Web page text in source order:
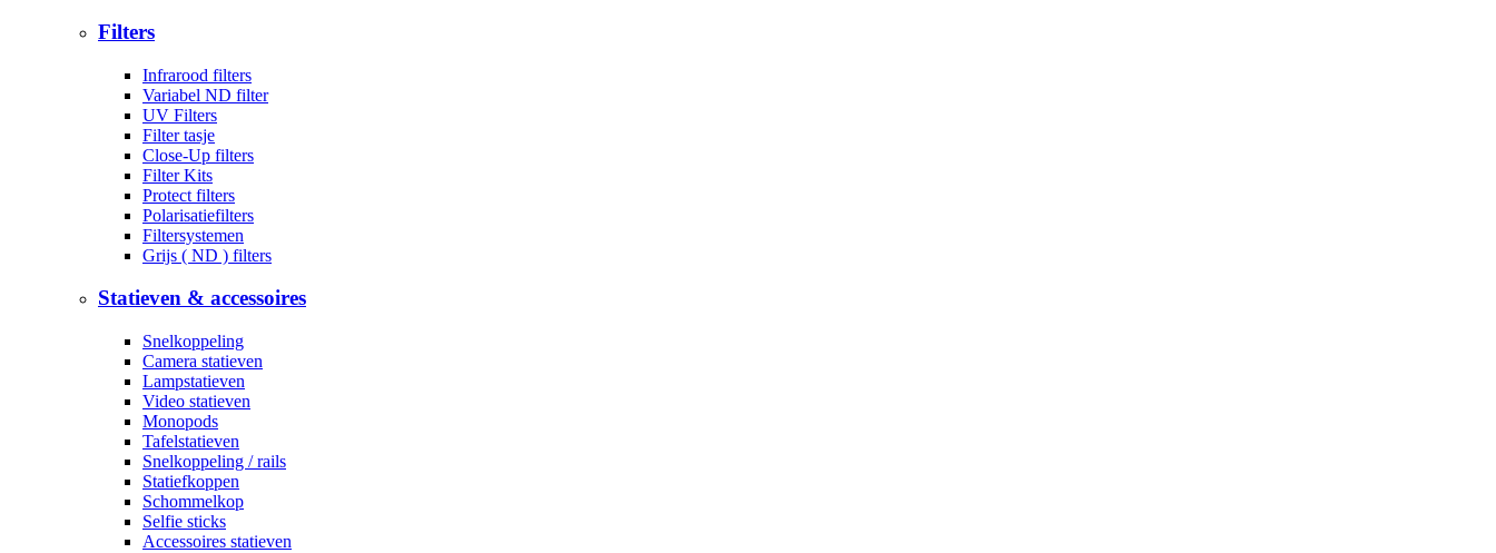
Filters
Infrarood filters
Variabel ND filter
UV Filters
Filter tasje
Close-Up filters
Filter Kits
Protect filters
Polarisatiefilters
Filtersystemen
Grijs ( ND ) filters
Statieven & accessoires
Snelkoppeling
Camera statieven
Lampstatieven
Video statieven
Monopods
Tafelstatieven
Snelkoppeling / rails
Statiefkoppen
Schommelkop
Selfie sticks
Accessoires statieven